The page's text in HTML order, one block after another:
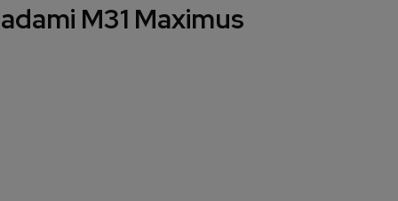
M31 Maximus